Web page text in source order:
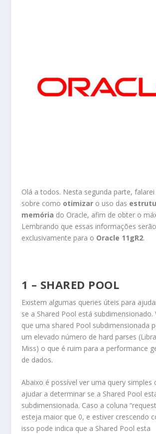
Olá a todos. Nesta segunda parte,
sobre como otimizar o uso das
memória do Oracle, afim de obter o
Lembrando que essas informações
exclusivamente para o Oracle 11gR2.
1 – SHARED POOL
Existem algumas queries úteis para
se a Shared Pool está subdimensionado.
que uma shared Pool subdimensionada
um elevado número de hard parses
Miss) o que é ruim para a performance
de dados.
Abaixo é possível ver uma query simples
ajudar a determinar se a Shared Pool
subdimensionada. Caso a coluna
esteja maior que 0, e estiver crescendo
isso pode indica que a Shared Pool esta